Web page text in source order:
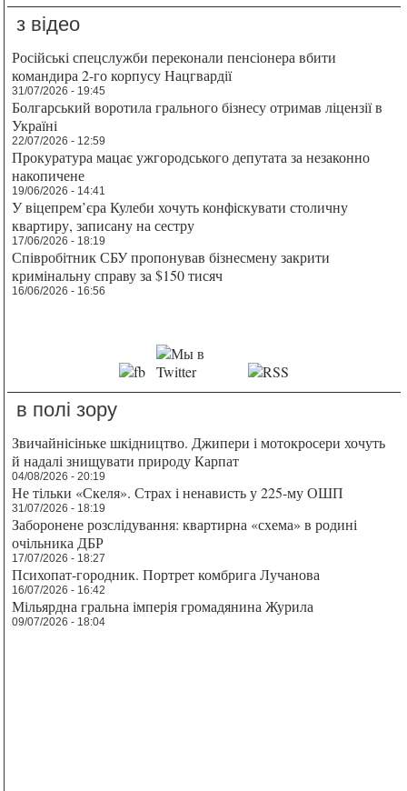
з відео
Російські спецслужби переконали пенсіонера вбити
командира 2-го корпусу Нацгвардії
31/07/2026 - 19:45
Болгарський воротила грального бізнесу отримав ліцензії в
Україні
22/07/2026 - 12:59
Прокуратура мацає ужгородського депутата за незаконно
накопичене
19/06/2026 - 14:41
У віцепрем’єра Кулеби хочуть конфіскувати столичну
квартиру, записану на сестру
17/06/2026 - 18:19
Співробітник СБУ пропонував бізнесмену закрити
кримінальну справу за $150 тисяч
16/06/2026 - 16:56
в полі зору
Звичайнісіньке шкідництво. Джипери і мотокросери хочуть
й надалі знищувати природу Карпат
04/08/2026 - 20:19
Не тільки «Скеля». Страх і ненависть у 225-му ОШП
31/07/2026 - 18:19
Заборонене розслідування: квартирна «схема» в родині
очільника ДБР
17/07/2026 - 18:27
Психопат-городник. Портрет комбрига Лучанова
16/07/2026 - 16:42
Мільярдна гральна імперія громадянина Журила
09/07/2026 - 18:04